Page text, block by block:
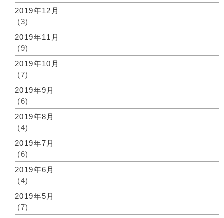
2019年12月
(3)
2019年11月
(9)
2019年10月
(7)
2019年9月
(6)
2019年8月
(4)
2019年7月
(6)
2019年6月
(4)
2019年5月
(7)